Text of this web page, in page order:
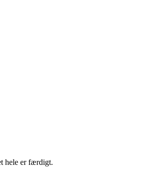
hele er færdigt.